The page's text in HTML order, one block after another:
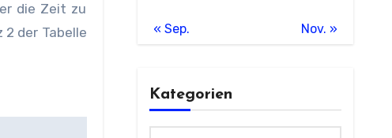
die Zeit zu
der Tabelle
« Sep. Nov. »
Kategorien